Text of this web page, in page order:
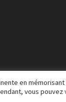
en
vous